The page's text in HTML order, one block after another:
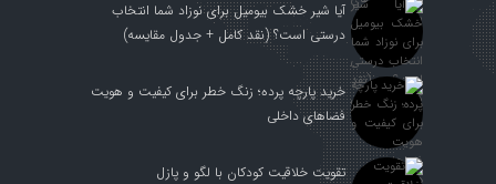
آیا شیر خشک بیومیل برای نوزاد شما انتخاب
درستی است؟ (نقد کامل + جدول مقایسه)
خرید پارچه پرده؛ زنگ خطر برای کیفیت و هویت
فضاهای داخلی
تقویت خلاقیت کودکان با لگو و پازل